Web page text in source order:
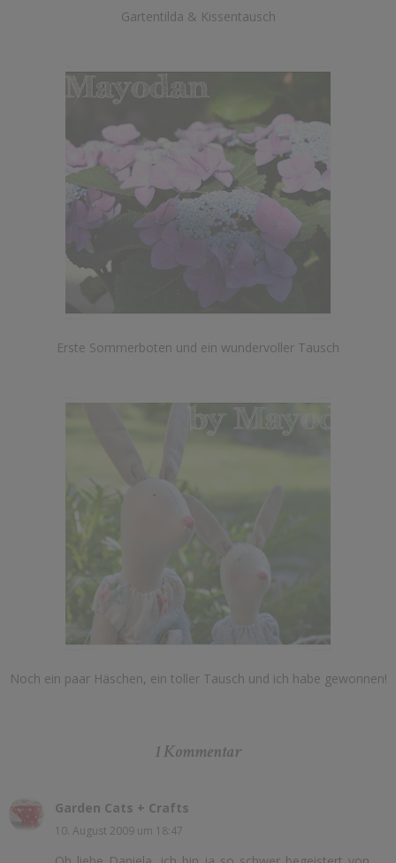
Gartentilda & Kissentausch
Erste Sommerboten und ein wundervoller Tausch
Noch ein paar Häschen, ein toller Tausch und ich habe gewonnen!
1 Kommentar
Garden Cats + Crafts
10. August 2009 um 18:47